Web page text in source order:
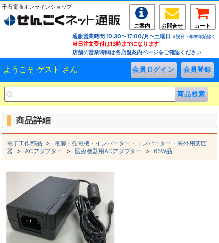
千石電商オンラインショップ
ご案内 お問合せ
カート
通販営業時間 10:30〜17:00/月〜土曜日 ※祝日・年末年始除く
当日注文受付は13時までになります
店舗の営業時間は各店舗案内ページをご確認ください
ようこそ ゲスト さん
商品詳細
電子工作部品 > 電源・発電機・インバーター・コンバーター・海外用変圧
器 >ACアダプター >医療機器用ACアダプター >65W品